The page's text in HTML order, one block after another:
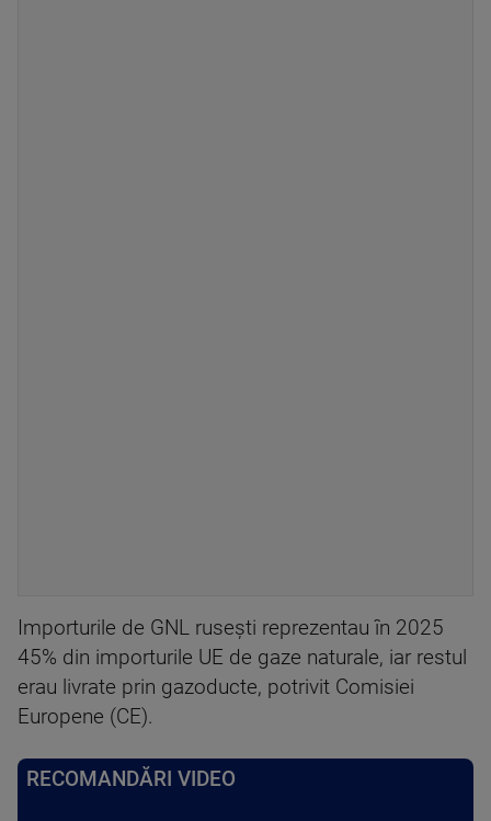
Importurile de GNL ruseşti reprezentau în 2025
45% din importurile UE de gaze naturale, iar restul
erau livrate prin gazoducte, potrivit Comisiei
Europene (CE).
RECOMANDĂRI VIDEO